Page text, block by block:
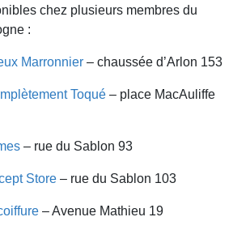
chez plusieurs membres du
:
Marronnier – chaussée d’Arlon 153
Toqué – place MacAuliffe
– rue du Sablon 93
Store – rue du Sablon 103
– Avenue Mathieu 19